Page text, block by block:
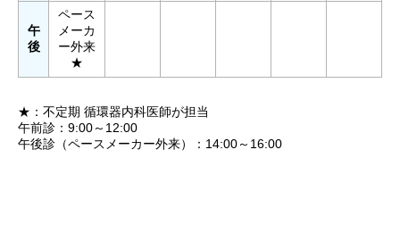
午
後
ペース
メーカ
ー外来
★
★：不定期 循環器内科医師が担当
午前診：9:00～12:00
午後診（ペースメーカー外来）：14:00～16:00